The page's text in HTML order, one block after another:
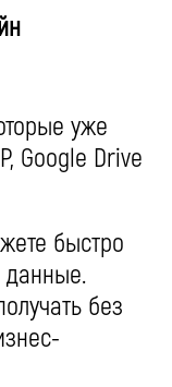
уже
Google Drive
быстро
данные.
без